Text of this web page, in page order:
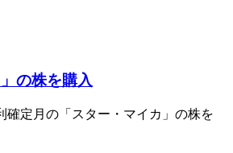
の株を購入
確定月の「スター・マイカ」の株を